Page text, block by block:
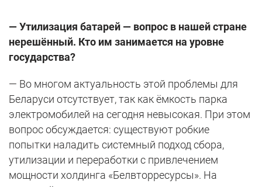
— Утилизация батарей — вопрос в нашей стране
нерешённый. Кто им занимается на уровне
государства?
— Во многом актуальность этой проблемы для
Беларуси отсутствует, так как ёмкость парка
электромобилей на сегодня невысокая. При этом
вопрос обсуждается: существуют робкие
попытки наладить системный подход сбора,
утилизации и переработки с привлечением
мощности холдинга «Белвторресурсы». На